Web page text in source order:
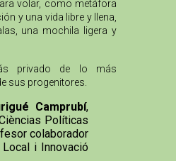
volar, como metáfora
y una vida libre y llena,
una mochila ligera y
privado de lo más
sus progenitores.
Camprubí,
Políticas
colaborador
Local i Innovació